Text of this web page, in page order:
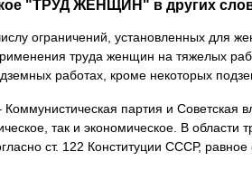
"ТРУД ЖЕНЩИН" в других
ограничений, установленных для
труда женщин на тяжелых
работах, кроме некоторых
партия и Советская
так и экономическое. В
ст. 122 Конституции СССР,